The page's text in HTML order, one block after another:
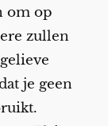
om op
zullen
je geen